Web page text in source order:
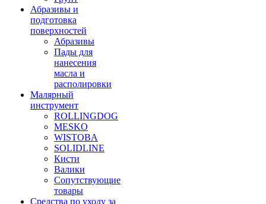
Абразивы и
подготовка
поверхностей
Абразивы
Пады для
нанесения
масла и
располировки
Малярный
инструмент
ROLLINGDOG
MESKO
WISTOBA
SOLIDLINE
Кисти
Валики
Сопутствующие
товары
Средства по уходу за